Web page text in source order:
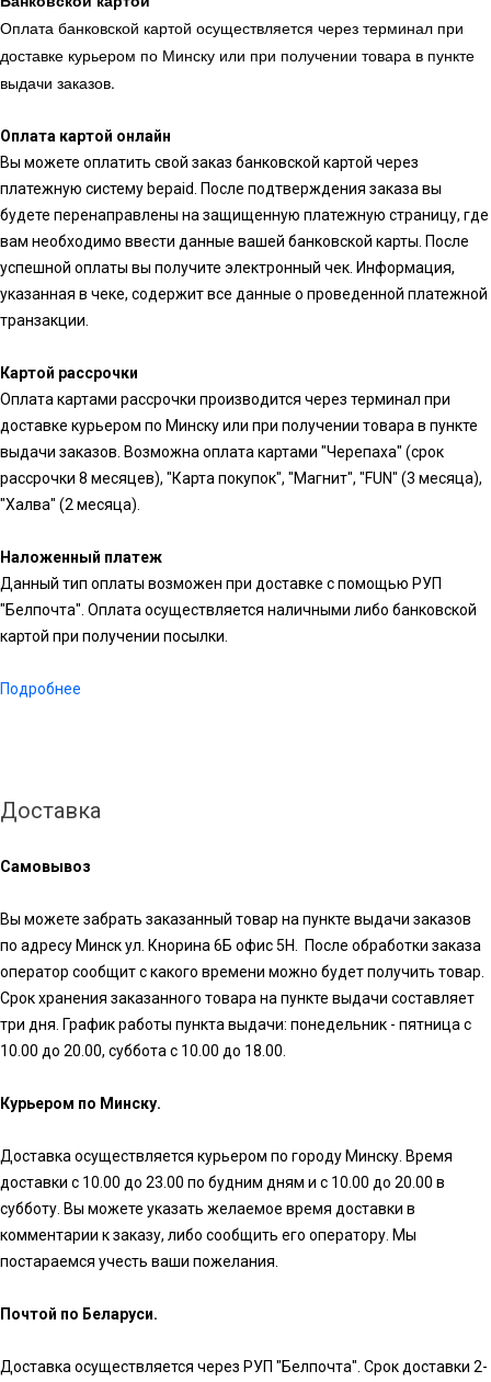
Оплата банковской картой осуществляется через терминал при
доставке курьером по Минску или при получении товара в пункте
выдачи заказов.
Оплата картой онлайн
Вы можете оплатить свой заказ банковской картой через
платежную систему bepaid. После подтверждения заказа вы
будете перенаправлены на защищенную платежную страницу, где
вам необходимо ввести данные вашей банковской карты. После
успешной оплаты вы получите электронный чек. Информация,
указанная в чеке, содержит все данные о проведенной платежной
транзакции.
Картой рассрочки
Оплата картами рассрочки производится через терминал при
доставке курьером по Минску или при получении товара в пункте
выдачи заказов. Возможна оплата картами "Черепаха" (срок
рассрочки 8 месяцев), "Карта покупок", "Магнит", "FUN" (3 месяца),
"Халва" (2 месяца).
Наложенный платеж
Данный тип оплаты возможен при доставке с помощью РУП
"Белпочта". Оплата осуществляется наличными либо банковской
картой при получении посылки.
Подробнее
Доставка
Самовывоз
Вы можете забрать заказанный товар на пункте выдачи заказов
по адресу Минск ул. Кнорина 6Б офис 5Н. После обработки заказа
оператор сообщит с какого времени можно будет получить товар.
Срок хранения заказанного товара на пункте выдачи составляет
три дня. График работы пункта выдачи: понедельник - пятница с
10.00 до 20.00, суббота с 10.00 до 18.00.
Курьером по Минску.
Доставка осуществляется курьером по городу Минску. Время
доставки с 10.00 до 23.00 по будним дням и с 10.00 до 20.00 в
субботу. Вы можете указать желаемое время доставки в
комментарии к заказу, либо сообщить его оператору. Мы
постараемся учесть ваши пожелания.
Почтой по Беларуси.
Доставка осуществляется через РУП "Белпочта". Срок доставки 2-